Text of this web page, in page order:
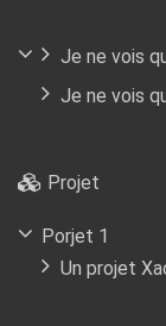
Je ne vois
Je ne vois
Projet
Porjet 1
Un projet